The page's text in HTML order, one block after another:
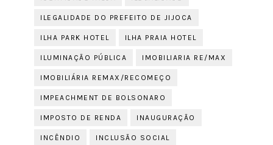
ILEGALIDADE DO PREFEITO DE JIJOCA
ILHA PARK HOTEL ILHA PRAIA HOTEL
ILUMINAÇÃO PÚBLICA IMOBILIARIA RE/MAX
IMOBILIÁRIA REMAX/RECOMEÇO
IMPEACHMENT DE BOLSONARO
IMPOSTO DE RENDA INAUGURAÇÃO
INCÊNDIO INCLUSÃO SOCIAL